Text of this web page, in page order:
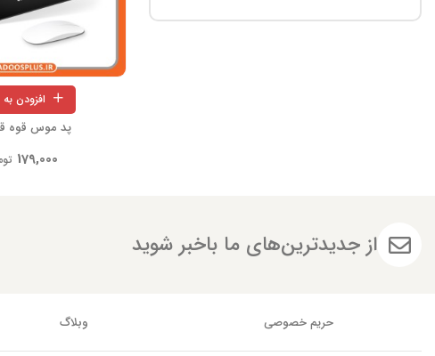
افزودن
پد موس قوه
179,000
از جدیدترین‌های ما باخبر شوید
حریم خصوصی وبلاگ